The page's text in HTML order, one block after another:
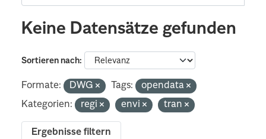
Keine Datensätze gefunden
Sortieren nach
Formate: DWG Tags:
opendata
Kategorien:
regi envi tran
Ergebnisse filtern